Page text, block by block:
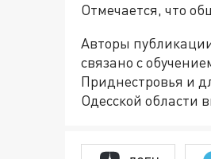
Отмечается, что
Авторы
связано с
Приднестровья и
Одесской области